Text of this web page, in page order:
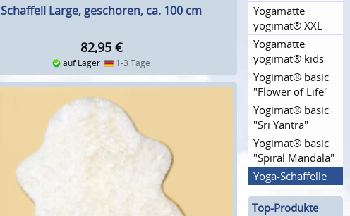
Schaffell Large, geschoren, ca. 100 cm
82,95 €
auf Lager 1-3 Tage
Yogamatte
yogimat® XXL
Yogamatte
yogimat® kids
Yogimat® basic
"Flower of Life"
Yogimat® basic
"Sri Yantra"
Yogimat® basic
"Spiral Mandala"
Yoga-Schaffelle
Top-Produkte